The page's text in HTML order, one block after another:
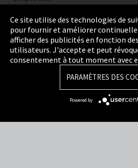
Politique de confidentialité
Cookie Settings
Termes et Conditions
Integrity Line
Ce site utilise des technologies de
pour fournir et améliorer
afficher des publicités en fonction
utilisateurs. J'accepte et peut
consentement à tout moment avec
PARAMÈTRES DES
Powered by